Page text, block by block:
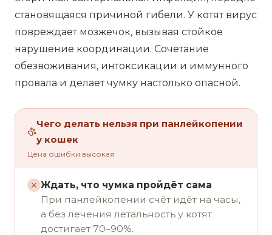
становящаяся причиной гибели. У котят вирус
повреждает мозжечок, вызывая стойкое
нарушение координации. Сочетание
обезвоживания, интоксикации и иммунного
провала и делает чумку настолько опасной.
Чего делать нельзя при панлейкопении
у кошек
Цена ошибки высокая
Ждать, что чумка пройдёт сама
При панлейкопении счёт идёт на часы,
а без лечения летальность у котят
достигает 70–90%.